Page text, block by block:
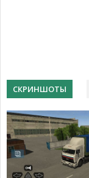
СКРИНШОТЫ